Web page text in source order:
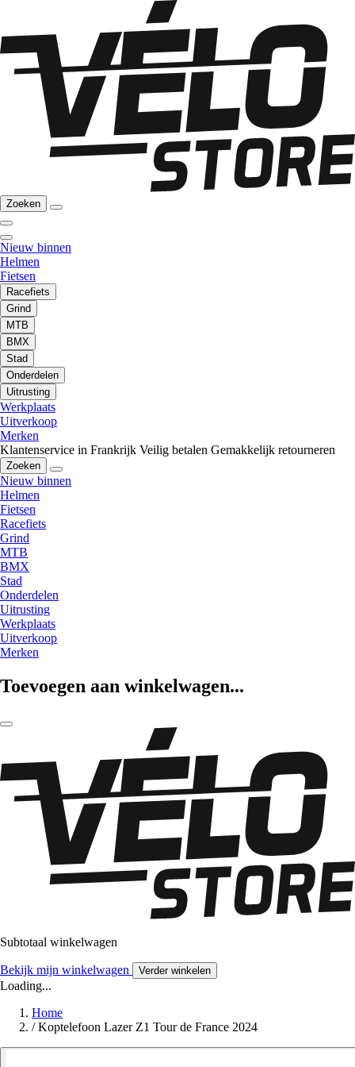
Zoeken
Nieuw binnen
Helmen
Fietsen
Racefiets
Grind
MTB
BMX
Stad
Onderdelen
Uitrusting
Werkplaats
Uitverkoop
Merken
Klantenservice in Frankrijk Veilig betalen Gemakkelijk retourneren
Zoeken
Nieuw binnen
Helmen
Fietsen
Racefiets
Grind
MTB
BMX
Stad
Onderdelen
Uitrusting
Werkplaats
Uitverkoop
Merken
Toevoegen aan winkelwagen...
Subtotaal winkelwagen
Bekijk mijn winkelwagen Verder winkelen
Loading...
Home
/ Koptelefoon Lazer Z1 Tour de France 2024